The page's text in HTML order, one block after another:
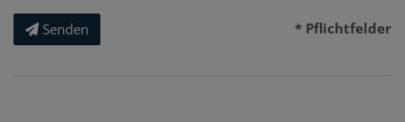
Senden * Pflichtfelder